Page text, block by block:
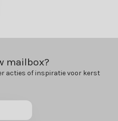
mailbox?
acties of inspiratie voor kerst